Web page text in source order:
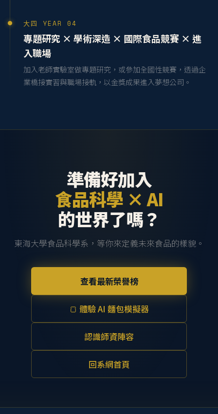
大四 YEAR 04
專題研究 × 學術深造 × 國際食品競賽 × 進
入職場
加入老師實驗室做專題研究，或參加全國性競賽，透過企
業橋接實習與職場接軌，以金獎成果進入夢想公司。
準備好加入
食品科學 × AI
的世界了嗎？
東海大學食品科學系，等你來定義未來食品的樣貌。
查看最新榮譽榜
🍞 體驗 AI 麵包模擬器
認識師資陣容
回系網首頁